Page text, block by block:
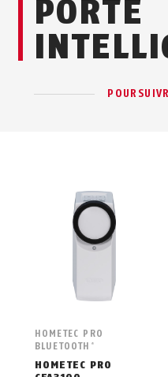
PORTE
HOMETEC PRO
BLUETOOTH
®
HOMETEC PRO